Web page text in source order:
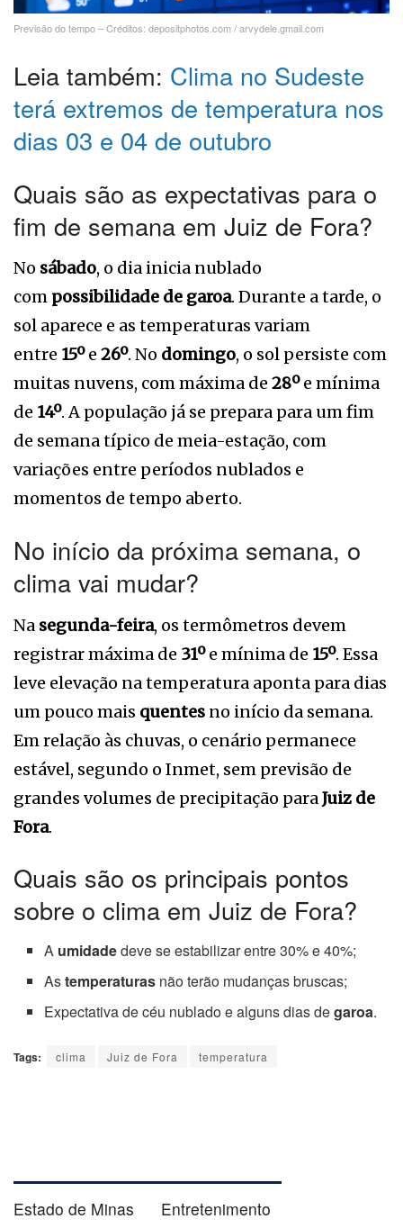
Previsão do tempo – Créditos: depositphotos.com / arvydele.gmail.com
Leia também: Clima no Sudeste
terá extremos de temperatura nos
dias 03 e 04 de outubro
Quais são as expectativas para o
fim de semana em Juiz de Fora?
No sábado, o dia inicia nublado
com possibilidade de garoa. Durante a tarde, o
sol aparece e as temperaturas variam
entre 15ºe 26º. No domingo, o sol persiste com
muitas nuvens, com máxima de 28ºe mínima
de 14º. A população já se prepara para um fim
de semana típico de meia-estação, com
variações entre períodos nublados e
momentos de tempo aberto.
No início da próxima semana, o
clima vai mudar?
Na segunda-feira, os termômetros devem
registrar máxima de 31ºe mínima de 15º. Essa
leve elevação na temperatura aponta para dias
um pouco mais quentes no início da semana.
Em relação às chuvas, o cenário permanece
estável, segundo o Inmet, sem previsão de
grandes volumes de precipitação paraJuiz de
Fora.
Quais são os principais pontos
sobre o clima em Juiz de Fora?
A umidadedeve se estabilizar entre 30% e 40%;
Astemperaturas não terão mudanças bruscas;
Expectativa de céu nublado e alguns dias degaroa.
Tags: clima Juiz de Fora temperatura
Estado de Minas Entretenimento